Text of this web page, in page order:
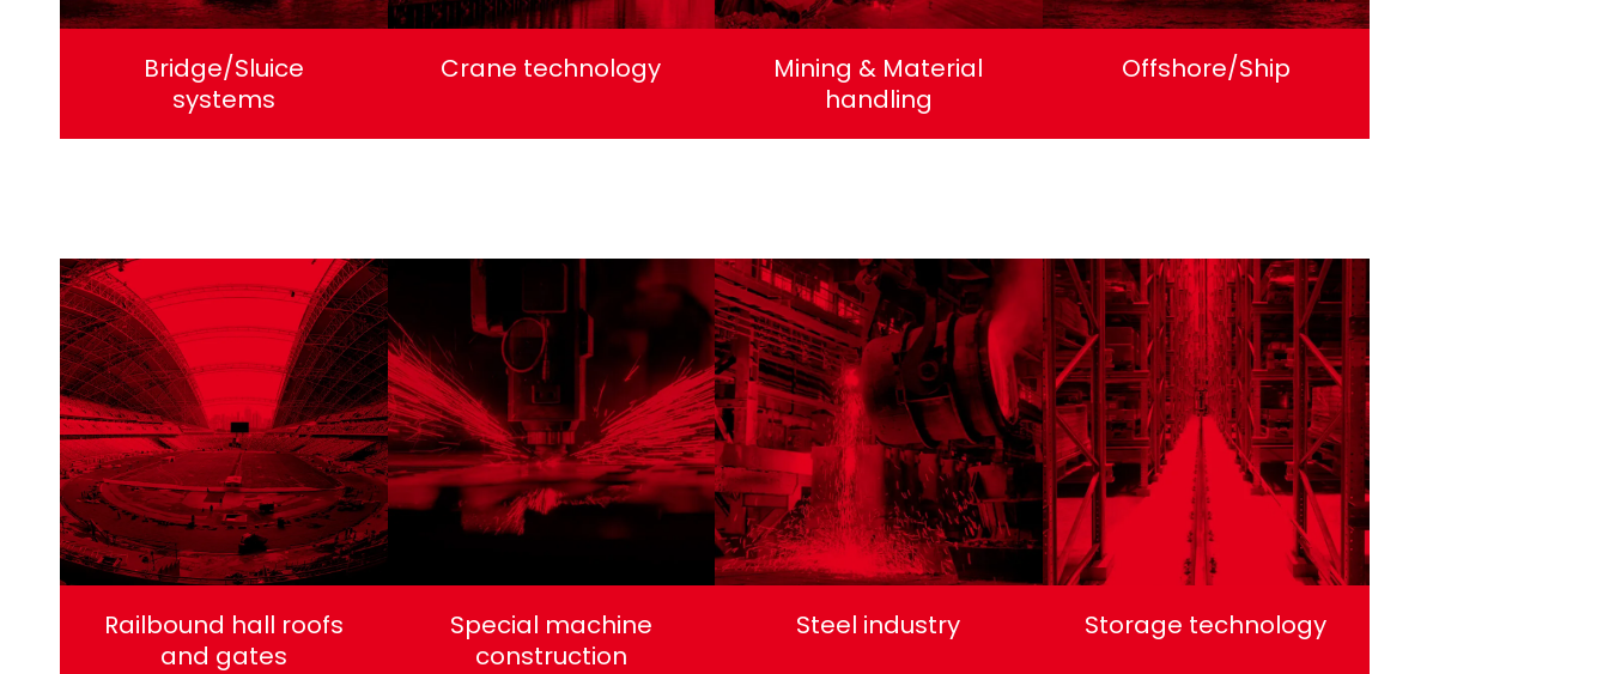
Bridge/Sluice
systems
Crane technology
Mining & Material
handling
Offshore/Ship
Railbound hall roofs
and gates
Special machine
construction
Steel industry Storage technology